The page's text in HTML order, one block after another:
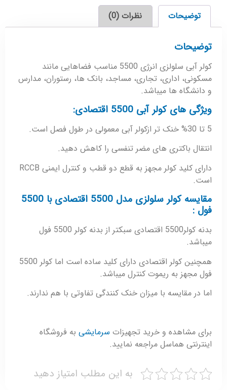
توضیحات نظرات (0)
توضیحات
کولر آبی سلولزی انرژی 5500 مناسب فضاهایی مانند
مسکونی، اداری، تجاری، مساجد، بانک ها، رستوران، مدارس
و دانشگاه ها میباشد.
ویژگی های کولر آبی 5500 اقتصادی:
5 تا 30% خنک تر ازکولر آبی معمولی در طول فصل است.
انتقال باکتری های مضر تنفسی را کاهش دهید.
دارای کلید کولر مجهز به قطع دو قطب و کنترل ایمنی RCCB
است.
مقایسه کولر سلولزی مدل 5500 اقتصادی با 5500
فول :
بدنه کولر5500 اقتصادی سبکتر از بدنه کولر 5500 فول
میباشد.
همچنین کولر اقتصادی دارای کلید ساده است اما کولر 5500
فول مجهز به ریموت کنترل میباشد.
اما در مقایسه با میزان خنک کنندگی تفاوتی با هم ندارند.
برای مشاهده و خرید تجهیزات سرمایشی به فروشگاه
اینترنتی هماسل مراجعه نمایید.
به این مطلب امتیاز دهید